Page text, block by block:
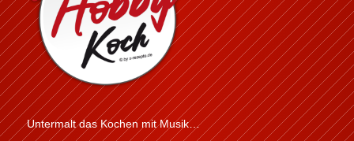
Untermalt das Kochen mit Musik…